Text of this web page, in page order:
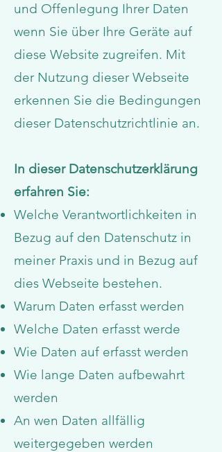
und Offenlegung Ihrer Daten
wenn Sie über Ihre Geräte auf
diese Website zugreifen. Mit
der Nutzung dieser Webseite
erkennen Sie die Bedingungen
dieser Datenschutzrichtlinie an.
In dieser Datenschutzerklärung
erfahren Sie:
Welche Verantwortlichkeiten in
Bezug auf den Datenschutz in
meiner Praxis und in Bezug auf
dies Webseite bestehen.
Warum Daten erfasst werden
Welche Daten erfasst werde
Wie Daten auf erfasst werden
Wie lange Daten aufbewahrt
werden
An wen Daten allfällig
weitergegeben werden